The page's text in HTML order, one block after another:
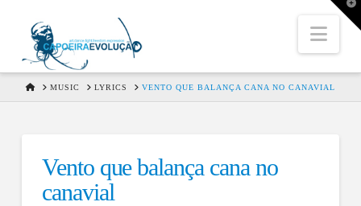
HOMEMUSIC LYRICS VENTO QUE BALANÇA CANA NO CANAVIAL
Vento que balança cana no
canavial